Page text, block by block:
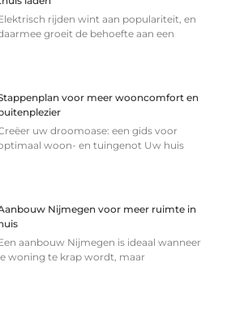
rijden wint aan populariteit, en
groeit de behoefte aan een
voor meer wooncomfort en
uw droomoase: een gids voor
woon- en tuingenot Uw huis
Nijmegen voor meer ruimte in
aanbouw Nijmegen is ideaal wanneer
woning te krap wordt, maar